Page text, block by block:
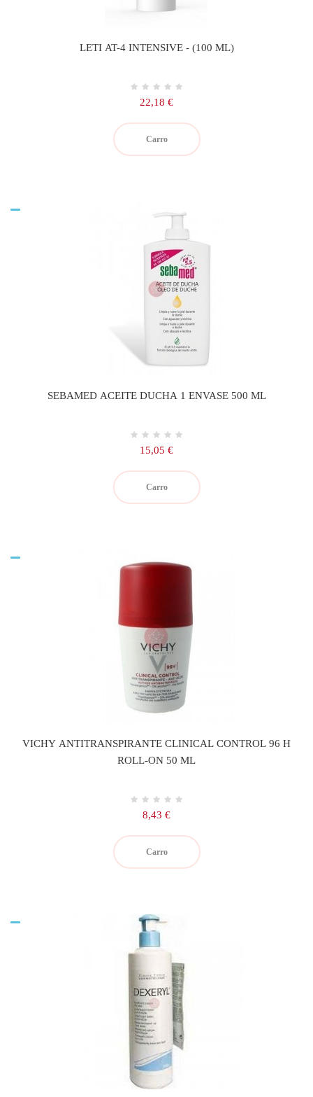
LETI AT-4 INTENSIVE - (100 ML)
Precio
22,18 €
Carro
SEBAMED ACEITE DUCHA 1 ENVASE 500 ML
Precio
15,05 €
Carro
VICHY ANTITRANSPIRANTE CLINICAL CONTROL 96 H
ROLL-ON 50 ML
Precio
8,43 €
Carro